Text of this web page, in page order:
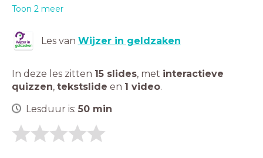
Toon 2 meer
Les van Wijzer in geldzaken
In deze les zitten 15 slides, met interactieve
quizzen, tekstslide en 1 video.
Lesduur is: 50 min